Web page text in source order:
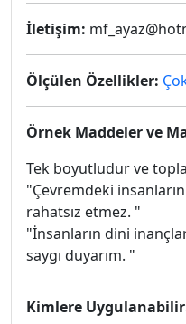
İletişim:
Ölçülen Özellikler:
Örnek Maddeler ve
Tek boyutludur ve
"Çevremdeki
rahatsız etmez. "
"İnsanların dini
saygı duyarım. "
Kimlere